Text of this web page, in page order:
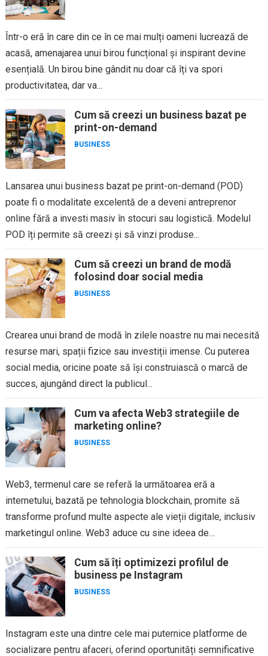
Într-o eră în care din ce în ce mai mulți oameni lucrează de
acasă, amenajarea unui birou funcțional și inspirant devine
esențială. Un birou bine gândit nu doar că îți va spori
productivitatea, dar va...
Cum să creezi un business bazat pe
print-on-demand
BUSINESS
Lansarea unui business bazat pe print-on-demand (POD)
poate fi o modalitate excelentă de a deveni antreprenor
online fără a investi masiv în stocuri sau logistică. Modelul
POD îți permite să creezi și să vinzi produse...
Cum să creezi un brand de modă
folosind doar social media
BUSINESS
Crearea unui brand de modă în zilele noastre nu mai necesită
resurse mari, spații fizice sau investiții imense. Cu puterea
social media, oricine poate să își construiască o marcă de
succes, ajungând direct la publicul...
Cum va afecta Web3 strategiile de
marketing online?
BUSINESS
Web3, termenul care se referă la următoarea eră a
internetului, bazată pe tehnologia blockchain, promite să
transforme profund multe aspecte ale vieții digitale, inclusiv
marketingul online. Web3 aduce cu sine ideea de
Cum să îți optimizezi profilul de
business pe Instagram
BUSINESS
Instagram este una dintre cele mai puternice platforme de
socializare pentru afaceri, oferind oportunități semnificative